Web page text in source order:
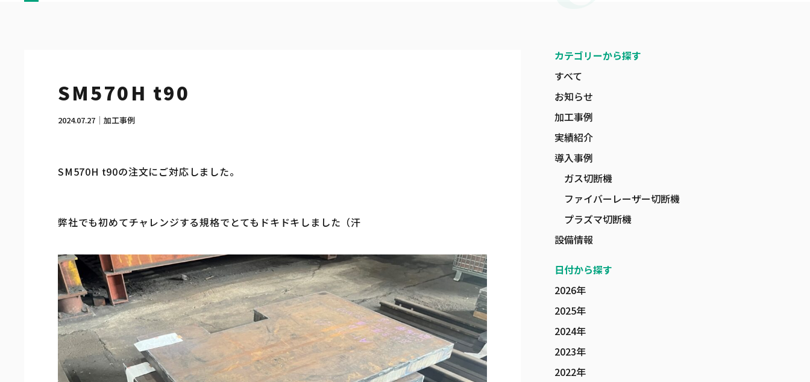
SM570H t90
2024.07.27 加工事例
SM570H t90の注文にご対応しました。
弊社でも初めてチャレンジする規格でとてもドキドキしました（汗
カテゴリーから探す
すべて
お知らせ
加工事例
実績紹介
導入事例
ガス切断機
ファイバーレーザー切断機
プラズマ切断機
設備情報
日付から探す
2026年
2025年
2024年
2023年
2022年